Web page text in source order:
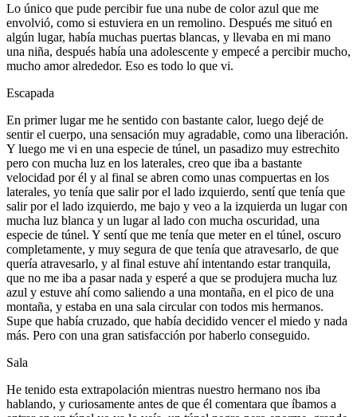
Lo único que pude percibir fue una nube de color azul que me
envolvió, como si estuviera en un remolino. Después me situó en
algún lugar, había muchas puertas blancas, y llevaba en mi mano
una niña, después había una adolescente y empecé a percibir mucho,
mucho amor alrededor. Eso es todo lo que vi.
Escapada
En primer lugar me he sentido con bastante calor, luego dejé de
sentir el cuerpo, una sensación muy agradable, como una liberación.
Y luego me vi en una especie de túnel, un pasadizo muy estrechito
pero con mucha luz en los laterales, creo que iba a bastante
velocidad por él y al final se abren como unas compuertas en los
laterales, yo tenía que salir por el lado izquierdo, sentí que tenía que
salir por el lado izquierdo, me bajo y veo a la izquierda un lugar con
mucha luz blanca y un lugar al lado con mucha oscuridad, una
especie de túnel. Y sentí que me tenía que meter en el túnel, oscuro
completamente, y muy segura de que tenía que atravesarlo, de que
quería atravesarlo, y al final estuve ahí intentando estar tranquila,
que no me iba a pasar nada y esperé a que se produjera mucha luz
azul y estuve ahí como saliendo a una montaña, en el pico de una
montaña, y estaba en una sala circular con todos mis hermanos.
Supe que había cruzado, que había decidido vencer el miedo y nada
más. Pero con una gran satisfacción por haberlo conseguido.
Sala
He tenido esta extrapolación mientras nuestro hermano nos iba
hablando, y curiosamente antes de que él comentara que íbamos a